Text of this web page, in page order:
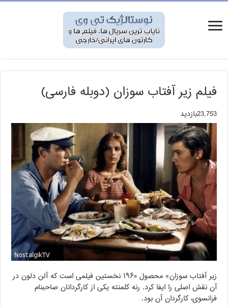
فیلم زیر آفتاب سوزان (دوبله فارسی)
23,753بازدید
زیر آفتاب سوزان» محصول ۱۹۶۰ نخستین فیلمی است که آلن دلون در
آن نقش اصلی را ایفا کرد. رنه کلمنته یکی از کارگردانان صاحبنام
فرانسوی، کارگردان آن بود.